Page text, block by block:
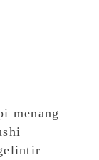
menang